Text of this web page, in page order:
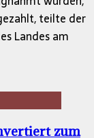
teilte der
Landes am
zum